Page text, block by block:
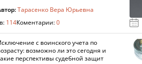
Тарасенко Вера Юрьевна
114Коментарии:0
с воинского учета по
возможно ли это сегодня и
перспективы судебной защит